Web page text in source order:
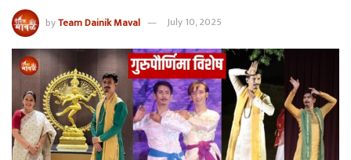
byTeam Dainik Maval July 10, 2025